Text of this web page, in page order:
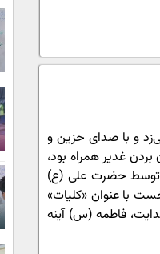
و با صدای حزین و
غدیر همراه بود،
توسط حضرت علی (ع)
با عنوان «کلیات»
فاطمه (س) آینه